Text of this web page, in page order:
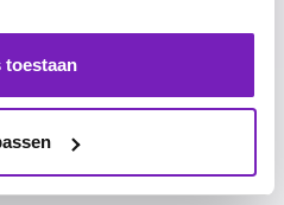
toestaan